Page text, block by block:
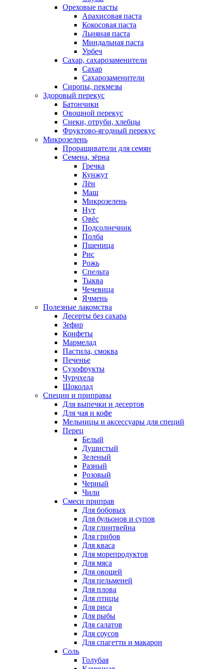
Ореховые пасты
Арахисовая паста
Кокосовая паста
Льняная паста
Миндальная паста
Урбеч
Сахар, сахарозаменители
Сахар
Сахарозаменители
Сиропы, пекмезы
Здоровый перекус
Батончики
Овощной перекус
Снеки, отруби, хлебцы
Фруктово-ягодный перекус
Микрозелень
Проращиватели для семян
Семена, зёрна
Гречка
Кунжут
Лён
Маш
Микрозелень
Нут
Овёс
Подсолнечник
Полба
Пшеница
Рис
Рожь
Спельта
Тыква
Чечевица
Ячмень
Полезные лакомства
Десерты без сахара
Зефир
Конфеты
Мармелад
Пастила, смоква
Печенье
Сухофрукты
Чурчхела
Шоколад
Специи и приправы
Для выпечки и десертов
Для чая и кофе
Мельницы и аксессуары для специй
Перец
Белый
Душистый
Зеленый
Разный
Розовый
Черный
Чили
Смеси приправ
Для бобовых
Для бульонов и супов
Для глинтвейна
Для грибов
Для кваса
Для морепродуктов
Для мяса
Для овощей
Для пельменей
Для плова
Для птицы
Для риса
Для рыбы
Для салатов
Для соусов
Для спагетти и макарон
Соль
Голубая